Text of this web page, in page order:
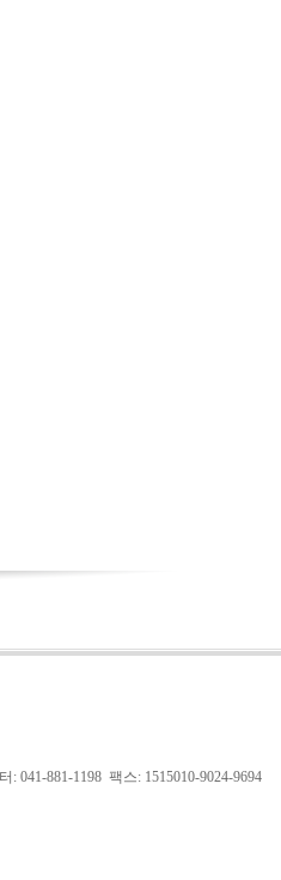
041-881-1198 팩스: 1515010-9024-9694